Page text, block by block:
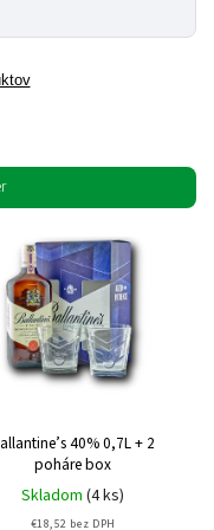
40% 0,7L + 2
poháre box
Skladom (4 ks)
€18,52 bez DPH